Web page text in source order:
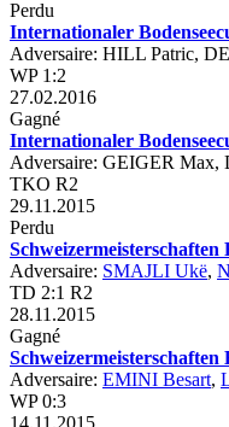
Perdu
Internationaler
Adversaire: HILL Patric,
WP 1:2
27.02.2016
Gagné
Internationaler
Adversaire: GEIGER Max,
TKO R2
29.11.2015
Perdu
Schweizermeisterschaften
Adversaire: SMAJLI Ukë,
TD 2:1 R2
28.11.2015
Gagné
Schweizermeisterschaften
Adversaire: EMINI Besart,
WP 0:3